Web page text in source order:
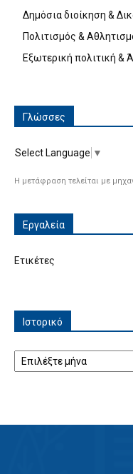
Δημόσια διοίκηση &
Πολιτισμός &
Εξωτερική πολιτική &
Γλώσσες
Select Language ▼
Η μετάφραση τελείται με
Εργαλεία
Ετικέτες
Ιστορικό
Ιστορικό